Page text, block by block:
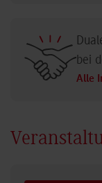
bei
Alle